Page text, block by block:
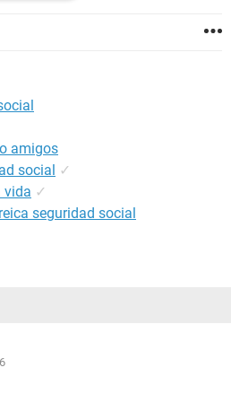
salir adelante, y soy muy
ayuda o alguien de
amigos
social ✓
vida ✓
seguridad social